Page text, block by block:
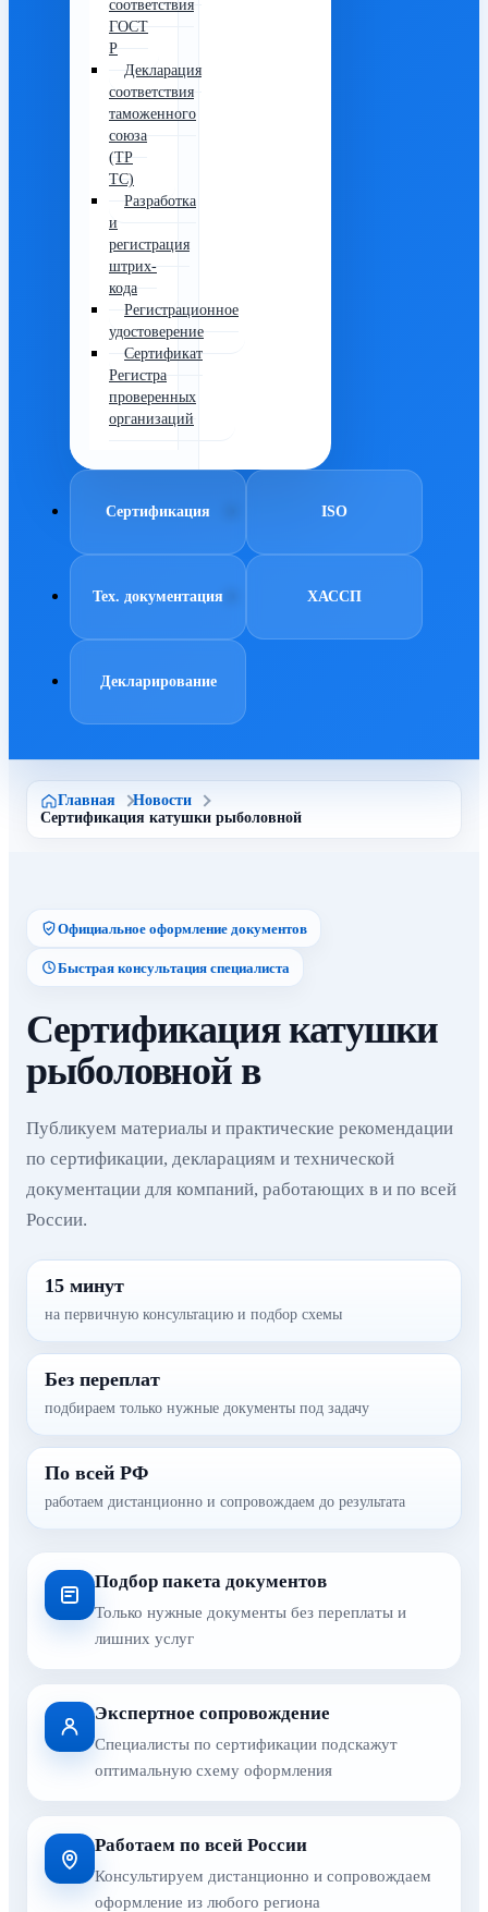
соответствия
ГОСТ
Р
Декларация
соответствия
таможенного
союза
(ТР
ТС)
Разработка
и
регистрация
штрих-
кода
Регистрационное
удостоверение
Сертификат
Регистра
проверенных
организаций
Сертификация ISO
Тех. документация ХАССП
Декларирование
Главная
Новости
Сертификация катушки рыболовной
Официальное оформление документов
Быстрая консультация специалиста
Сертификация катушки
рыболовной в
Публикуем материалы и практические рекомендации
по сертификации, декларациям и технической
документации для компаний, работающих в и по всей
России.
15 минут
на первичную консультацию и подбор схемы
Без переплат
подбираем только нужные документы под задачу
По всей РФ
работаем дистанционно и сопровождаем до результата
Подбор пакета документов
Только нужные документы без переплаты и
лишних услуг
Экспертное сопровождение
Специалисты по сертификации подскажут
оптимальную схему оформления
Работаем по всей России
Консультируем дистанционно и сопровождаем
оформление из любого региона